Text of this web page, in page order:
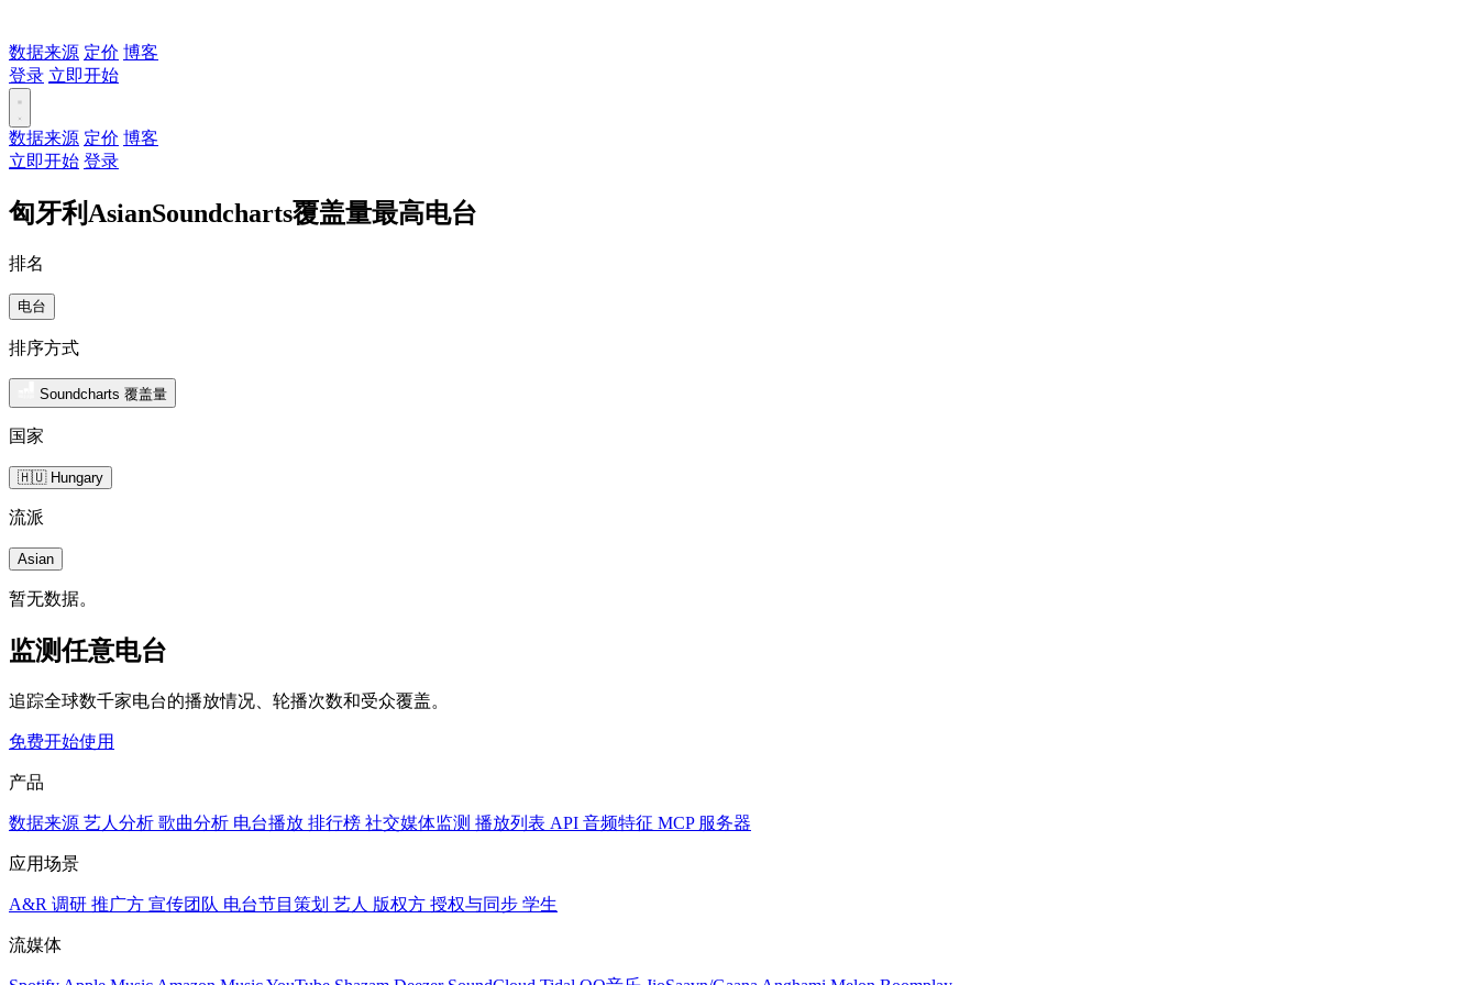
数据来源 定价 博客
登录 立即开始
数据来源 定价 博客
立即开始 登录
匈牙利AsianSoundcharts覆盖量最高电台
排名
电台
排序方式
Soundcharts 覆盖量
国家
🇭🇺 Hungary
流派
Asian
暂无数据。
监测任意电台
追踪全球数千家电台的播放情况、轮播次数和受众覆盖。
免费开始使用
产品
数据来源 艺人分析 歌曲分析 电台播放 排行榜 社交媒体监测 播放列表 API 音频特征 MCP 服务器
应用场景
A&R 调研 推广方 宣传团队 电台节目策划 艺人 版权方 授权与同步 学生
流媒体